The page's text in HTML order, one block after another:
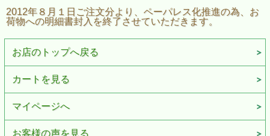
■精米歩合：65％
■アルコール度数：15％台
■日本酒度：+9 ～ +10
【受賞歴】
・全国燗酒コンテスト 2023「お値打ちぬる燗部門」金賞
・IWC 2022「本醸造酒の部」ブロンズ
・ロンドンサケチャレンジ 2020「本醸造酒の部」金賞
・全国燗酒コンテスト 2020「お値打ち熱燗部門」金賞
届いてすぐに楽しめる
こだわりのセット内容
2012年８月１日ご注文分より、ペーパレス化推進の為、お
荷物への明細書封入を終了させていただきます。
お店のトップへ戻る
カートを見る
マイページへ
お客様の声を見る